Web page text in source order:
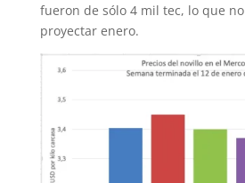
fueron de sólo 4 mil tec, lo que
proyectar enero.